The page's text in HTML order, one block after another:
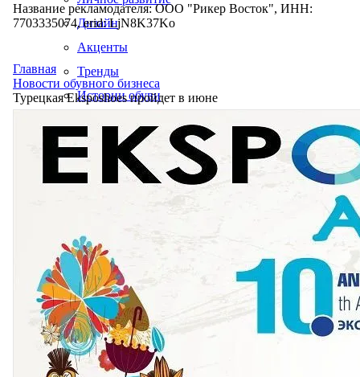
Дизайн
Акценты
Тренды
Истории обуви
Название рекламодателя: ООО "Рикер Восток", ИНН:
7703335074, erid: LjN8K37Ko
Главная
Новости обувного бизнеса
Турецкая Eksposhoes пройдет в июне